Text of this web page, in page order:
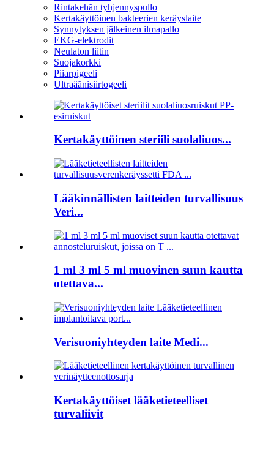
Rintakehän tyhjennyspullo
Kertakäyttöinen bakteerien keräyslaite
Synnytyksen jälkeinen ilmapallo
EKG-elektrodit
Neulaton liitin
Suojakorkki
Piiarpigeeli
Ultraäänisiirtogeeli
Kertakäyttöinen steriili suolaliuos...
Lääkinnällisten laitteiden turvallisuus
Veri...
1 ml 3 ml 5 ml muovinen suun kautta
otettava...
Verisuoniyhteyden laite Medi...
Kertakäyttöiset lääketieteelliset
turvaliivit